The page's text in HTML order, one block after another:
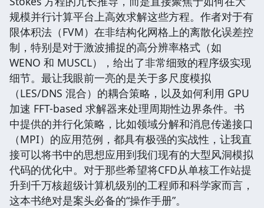
规模并行计算平台上高效求解这些方程。作者对于有
限体积法（FVM）在非结构化网格上的离散化误差控
制，特别是对于激波捕捉的高分辨率格式（如
WENO 和 MUSCL），给出了非常细致的程序级实现
细节。最让我眼前一亮的是关于多尺度模拟
（LES/DNS 混合）的耦合策略，以及如何利用 GPU
加速 FFT-based 求解器来处理周期性边界条件。书
中提供的并行化策略，比如领域分解和消息传递接口
（MPI）的应用范例，都具有极强的实战性，让我直
接可以将书中的思想应用到我们现有的大型风洞模拟
代码的优化中。对于那些希望将CFD从单核工作站提
升到千万核超级计算机级别的工程师和科学家而言，
这本书绝对是案头必备的“操作手册”。